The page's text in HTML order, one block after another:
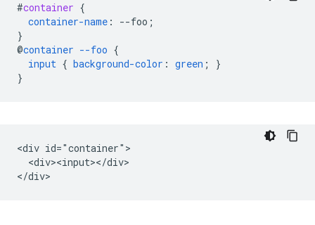
#container {
container-name : --foo ;
}
@container --foo {
input { background-color : green ;
}
}
<div id="container">
  <div><input></div>